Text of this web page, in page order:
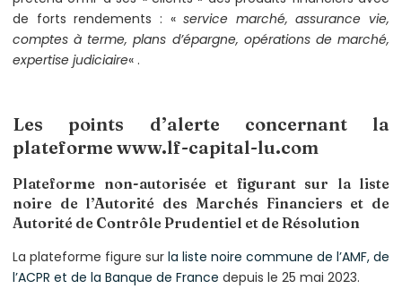
de forts rendements : «service marché, assurance vie,
comptes à terme, plans d’épargne, opérations de marché,
expertise judiciaire« .
Les points d’alerte concernant la
plateforme www.lf-capital-lu.com
Plateforme non-autorisée et figurant sur la liste
noire de l’Autorité des Marchés Financiers et de
Autorité de Contrôle Prudentiel et de Résolution
La plateforme figure sur la liste noire commune de l’AMF, de
l’ACPR et de la Banque de France depuis le 25 mai 2023.